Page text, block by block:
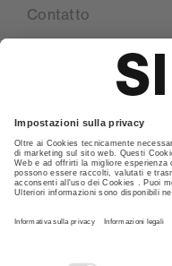
Contatto
Le nostre sedi
Politica della privacy
CGC